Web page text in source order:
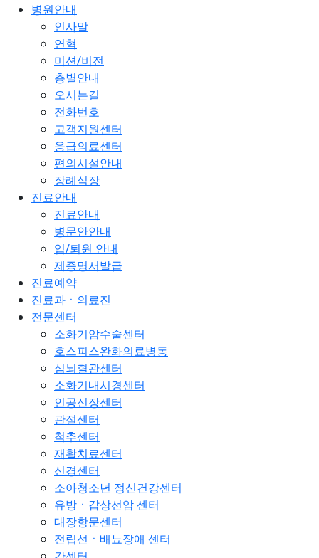
병원안내
인사말
연혁
미션/비전
층별안내
오시는길
전화번호
고객지원센터
응급의료센터
편의시설안내
장례식장
진료안내
진료안내
병문안안내
입/퇴원 안내
제증명서발급
진료예약
진료과ㆍ의료진
전문센터
소화기암수술센터
호스피스완화의료병동
심뇌혈관센터
소화기내시경센터
인공신장센터
관절센터
척추센터
재활치료센터
신경센터
소아청소년 정신건강센터
유방ㆍ갑상선암 센터
대장항문센터
전립선ㆍ배뇨장애 센터